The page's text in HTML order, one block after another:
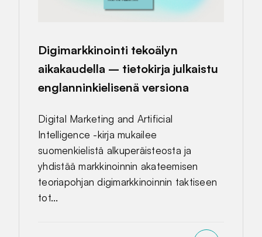
Digimarkkinointi tekoälyn
aikakaudella – tietokirja julkaistu
englanninkielisenä versiona
Digital Marketing and Artificial
Intelligence -kirja mukailee
suomenkielistä alkuperäisteosta ja
yhdistää markkinoinnin akateemisen
teoriapohjan digimarkkinoinnin taktiseen
tot...